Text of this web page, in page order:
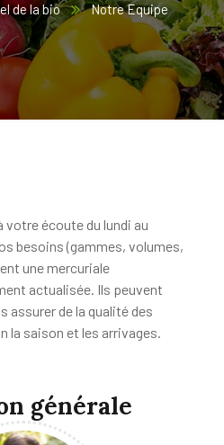
de la bio Notre Equipe
écoute du lundi au
besoins (gammes, volumes,
une mercuriale
actualisée. Ils peuvent
assurer de la qualité des
la saison et les arrivages.
générale